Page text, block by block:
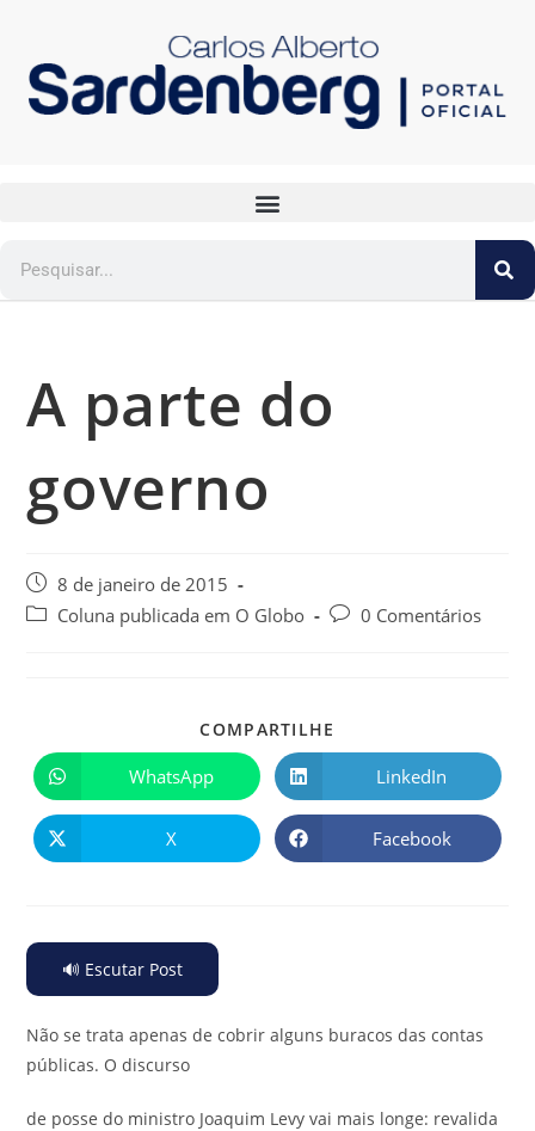
A parte do
governo
8 de janeiro de 2015
Coluna publicada em O Globo
0 Comentários
COMPARTILHE
WhatsApp LinkedIn
X Facebook
🔊 Escutar Post
Não se trata apenas de cobrir alguns buracos das contas
públicas. O discurso
de posse do ministro Joaquim Levy vai mais longe: revalida